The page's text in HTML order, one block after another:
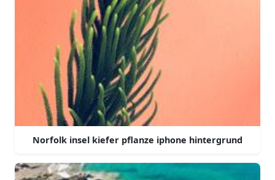
Norfolk insel kiefer pflanze iphone hintergrund